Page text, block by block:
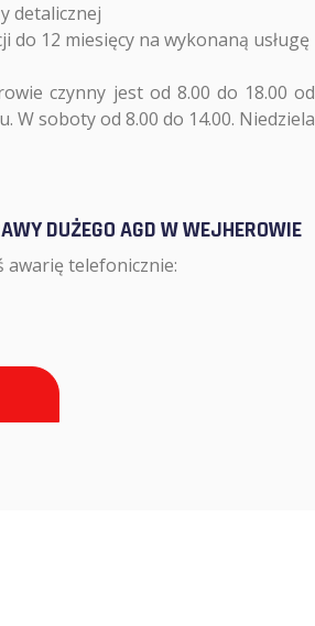
detalicznej
do 12 miesięcy na wykonaną usługę
czynny jest od 8.00 do 18.00 od
W soboty od 8.00 do 14.00. Niedziela
DUŻEGO AGD W WEJHEROWIE
awarię telefonicznie: